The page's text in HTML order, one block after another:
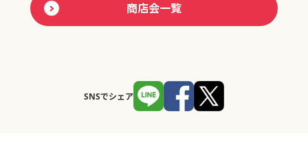
商店会一覧
SNSでシェア